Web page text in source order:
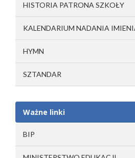
HISTORIA PATRONA SZKOŁY
KALENDARIUM NADANIA
HYMN
SZTANDAR
Ważne linki
BIP